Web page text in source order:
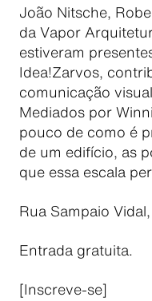
João Nitsche,
da Vapor
estiveram
Idea!Zarvos,
comunicação
Mediados por
pouco de como é
de um edifício, as
que essa escala
Rua Sampaio
Entrada gratuita.
[Inscreve-se]